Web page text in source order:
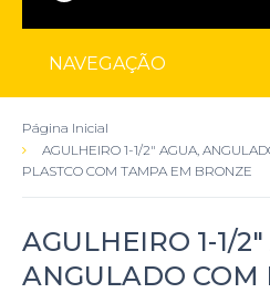
NAVEGAÇÃO
Página Inicial
AGULHEIRO 1-1/2" AGUA,
PLASTCO COM TAMPA EM BRONZE
AGULHEIRO 1-1/
ANGULADO COM